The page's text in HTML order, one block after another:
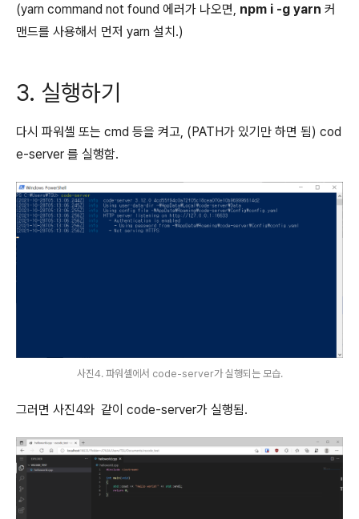
(yarn command not found 에러가 나오면, npm i -g yarn 커
맨드를 사용해서 먼저 yarn 설치.)
3. 실행하기
다시 파워셸 또는 cmd 등을 켜고, (PATH가 있기만 하면 됨) cod
e-server 를 실행함.
사진4. 파워셸에서 code-server가 실행되는 모습.
그러면 사진4와 같이 code-server가 실행됨.